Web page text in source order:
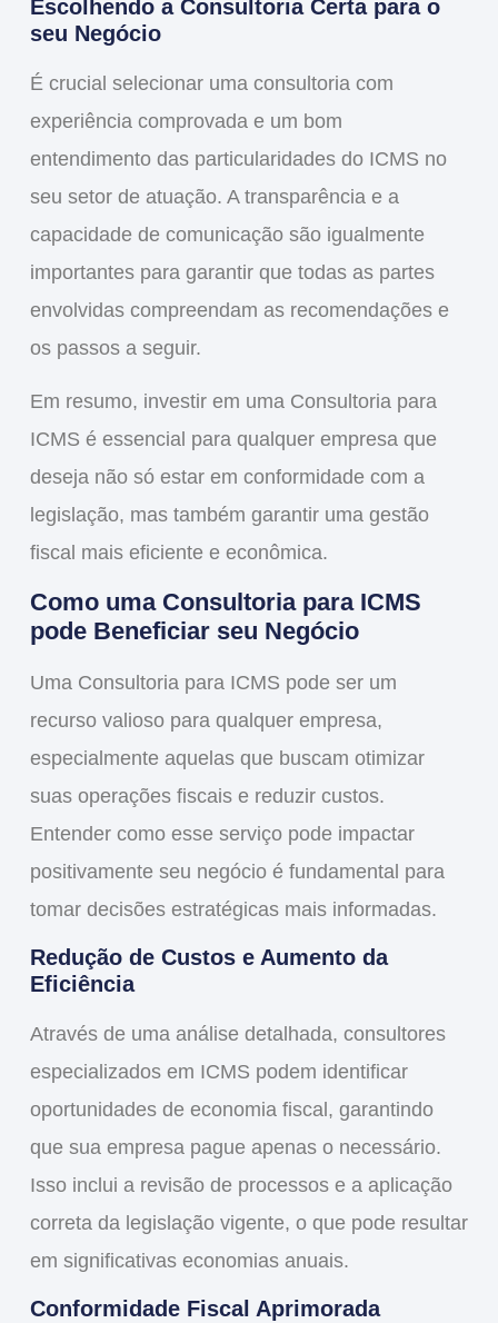
Escolhendo a Consultoria Certa para o
seu Negócio
É crucial selecionar uma consultoria com
experiência comprovada e um bom
entendimento das particularidades do ICMS no
seu setor de atuação. A transparência e a
capacidade de comunicação são igualmente
importantes para garantir que todas as partes
envolvidas compreendam as recomendações e
os passos a seguir.
Em resumo, investir em uma Consultoria para
ICMS é essencial para qualquer empresa que
deseja não só estar em conformidade com a
legislação, mas também garantir uma gestão
fiscal mais eficiente e econômica.
Como uma Consultoria para ICMS
pode Beneficiar seu Negócio
Uma Consultoria para ICMS pode ser um
recurso valioso para qualquer empresa,
especialmente aquelas que buscam otimizar
suas operações fiscais e reduzir custos.
Entender como esse serviço pode impactar
positivamente seu negócio é fundamental para
tomar decisões estratégicas mais informadas.
Redução de Custos e Aumento da
Eficiência
Através de uma análise detalhada, consultores
especializados em ICMS podem identificar
oportunidades de economia fiscal, garantindo
que sua empresa pague apenas o necessário.
Isso inclui a revisão de processos e a aplicação
correta da legislação vigente, o que pode resultar
em significativas economias anuais.
Conformidade Fiscal Aprimorada